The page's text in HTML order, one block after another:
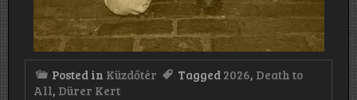
Posted in Küzdőtér Tagged 2026, Death to
All, Dürer Kert